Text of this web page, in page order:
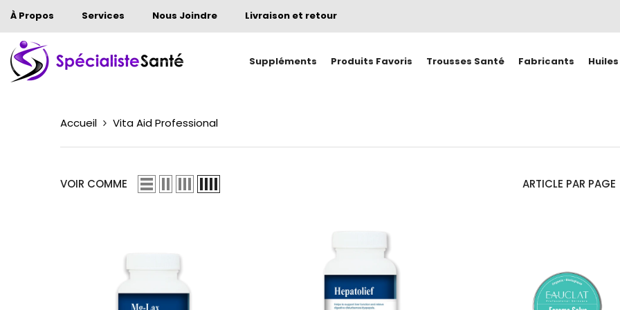
À Propos Services Nous Joindre Livraison et retour
Suppléments Produits Favoris Trousses Santé Fabricants
Accueil Vita Aid Professional
VOIR COMME ARTICLE PAR PAGE